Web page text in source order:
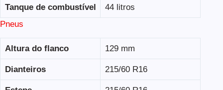
Tanque de combustível
44 litros
Pneus
Altura do flanco 129 mm
Dianteiros 215/60 R16